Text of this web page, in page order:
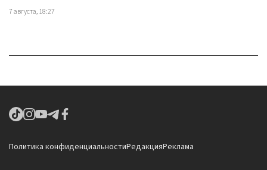
7 августа, 18:27
Политика конфиденциальностиРедакцияРеклама